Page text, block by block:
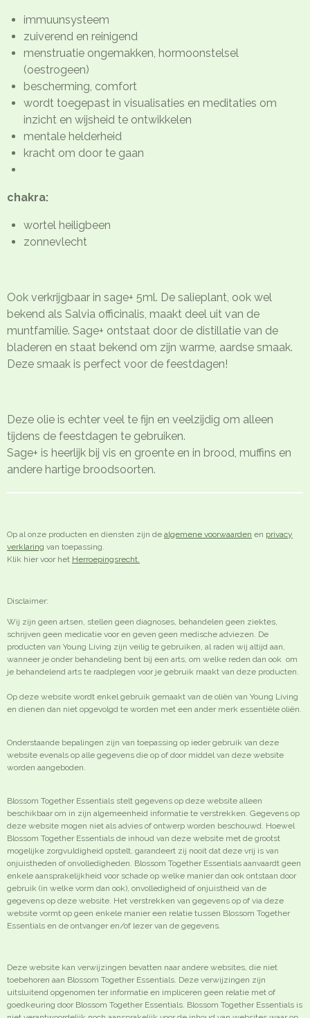
immuunsysteem
zuiverend en reinigend
menstruatie ongemakken, hormoonstelsel
(oestrogeen)
bescherming, comfort
wordt toegepast in visualisaties en meditaties om
inzicht en wijsheid te ontwikkelen
mentale helderheid
kracht om door te gaan
chakra:
wortel heiligbeen
zonnevlecht
Ook verkrijgbaar in sage+ 5ml. De salieplant, ook wel
bekend als Salvia officinalis, maakt deel uit van de
muntfamilie. Sage+ ontstaat door de distillatie van de
bladeren en staat bekend om zijn warme, aardse smaak.
Deze smaak is perfect voor de feestdagen!
Deze olie is echter veel te fijn en veelzijdig om alleen
tijdens de feestdagen te gebruiken.
Sage+ is heerlijk bij vis en groente en in brood, muffins en
andere hartige broodsoorten.
Op al onze producten en diensten zijn de algemene voorwaarden en privacy
verklaring van toepassing.
Klik hier voor het Herroepingsrecht.
Disclaimer:
Wij zijn geen artsen, stellen geen diagnoses, behandelen geen ziektes,
schrijven geen medicatie voor en geven geen medische adviezen. De
producten van Young Living zijn veilig te gebruiken, al raden wij altijd aan,
wanneer je onder behandeling bent bij een arts, om welke reden dan ook om
je behandelend arts te raadplegen voor je gebruik maakt van deze producten.
Op deze website wordt enkel gebruik gemaakt van de oliën van Young Living
en dienen dan niet opgevolgd te worden met een ander merk essentiële oliën.
Onderstaande bepalingen zijn van toepassing op ieder gebruik van deze
website evenals op alle gegevens die op of door middel van deze website
worden aangeboden.
Blossom Together Essentials stelt gegevens op deze website alleen
beschikbaar om in zijn algemeenheid informatie te verstrekken. Gegevens op
deze website mogen niet als advies of ontwerp worden beschouwd. Hoewel
Blossom Together Essentials de inhoud van deze website met de grootst
mogelijke zorgvuldigheid opstelt, garandeert zij nooit dat deze vrij is van
onjuistheden of onvolledigheden. Blossom Together Essentials aanvaardt geen
enkele aansprakelijkheid voor schade op welke manier dan ook ontstaan door
gebruik (in welke vorm dan ook), onvolledigheid of onjuistheid van de
gegevens op deze website. Het verstrekken van gegevens op of via deze
website vormt op geen enkele manier een relatie tussen Blossom Together
Essentials en de ontvanger en/of lezer van de gegevens.
Deze website kan verwijzingen bevatten naar andere websites, die niet
toebehoren aan Blossom Together Essentials. Deze verwijzingen zijn
uitsluitend opgenomen ter informatie en impliceren geen relatie met of
goedkeuring door Blossom Together Essentials. Blossom Together Essentials is